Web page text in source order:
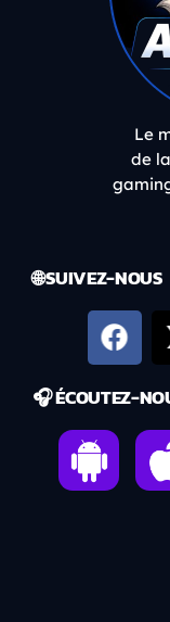
Le
de
🌐 SUIVEZ-NOUS
🎧 ÉCOUTEZ-